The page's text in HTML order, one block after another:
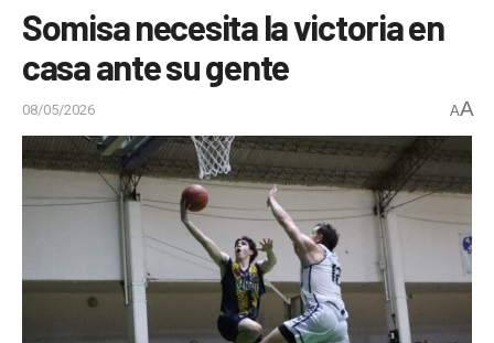
Somisa necesita la victoria en
casa ante su gente
08/05/2026 AA